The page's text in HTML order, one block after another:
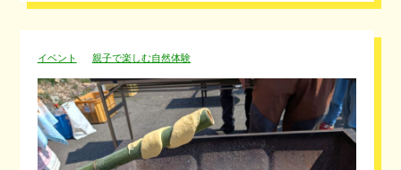
イベント 親子で楽しむ自然体験